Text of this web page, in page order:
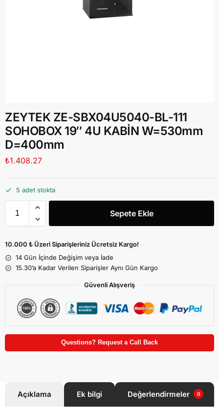
ZEYTEK ZE-SBX04U5040-BL-111
SOHOBOX 19″ 4U KABİN W=530mm
D=400mm
₺1.408.27
5 adet stokta
Sepete Ekle
10.000 ₺ Üzeri Siparişleriniz Ücretsiz Kargo!
14 Gün İçinde Değişim veya İade
15.30’a Kadar Verilen Siparişler Aynı Gün Kargo
Güvenli Alışveriş
Questions? Request a Call Back
Açıklama Ek bilgi Değerlendirmeler 0